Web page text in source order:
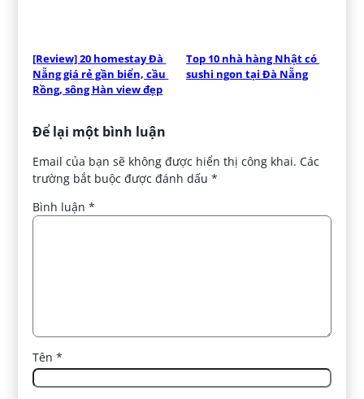
[Review] 20 homestay Đà
Nẵng giá rẻ gần biển, cầu
Rồng, sông Hàn view đẹp
Top 10 nhà hàng Nhật có
sushi ngon tại Đà Nẵng
Để lại một bình luận
Email của bạn sẽ không được hiển thị công khai. Các
trường bắt buộc được đánh dấu*
Bình luận*
Tên*